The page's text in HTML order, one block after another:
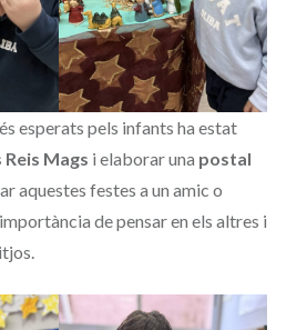
esperats pels infants ha estat
Mags i elaborar una postal
aquestes festes a un amic o
de pensar en els altres i